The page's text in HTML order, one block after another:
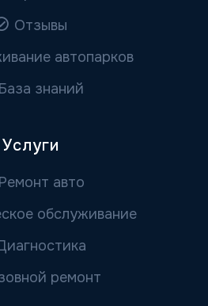
Отзывы
автопарков
База знаний
Услуги
Ремонт авто
обслуживание
ремонт